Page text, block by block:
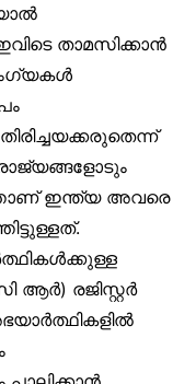
താമസിക്കാൻ
ഇന്ത്യ അവരെ
രജിസ്റ്റർ